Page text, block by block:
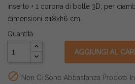
inserto + 1 corona di bolle 3D, per
dimensioni ø18xh6 cm.
Quantità
AGGIUNGI AL
 Non Ci Sono Abbastanza Prodotti